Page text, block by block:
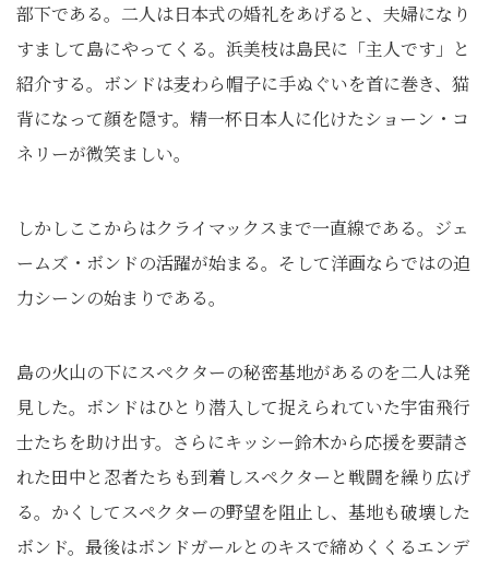
部下である。二人は日本式の婚礼をあげると、夫婦になり
すまして島にやってくる。浜美枝は島民に「主人です」と
紹介する。ボンドは麦わら帽子に手ぬぐいを首に巻き、猫
背になって顔を隠す。精一杯日本人に化けたショーン・コ
ネリーが微笑ましい。
しかしここからはクライマックスまで一直線である。ジェ
ームズ・ボンドの活躍が始まる。そして洋画ならではの迫
力シーンの始まりである。
島の火山の下にスペクターの秘密基地があるのを二人は発
見した。ボンドはひとり潜入して捉えられていた宇宙飛行
士たちを助け出す。さらにキッシー鈴木から応援を要請さ
れた田中と忍者たちも到着しスペクターと戦闘を繰り広げ
る。かくしてスペクターの野望を阻止し、基地も破壊した
ボンド。最後はボンドガールとのキスで締めくくるエンデ